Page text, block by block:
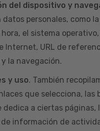
del dispositivo y
datos personales, como
el sistema
Internet, URL de
la navegación.
y uso. También
que selecciona,
dedica a ciertas
información de